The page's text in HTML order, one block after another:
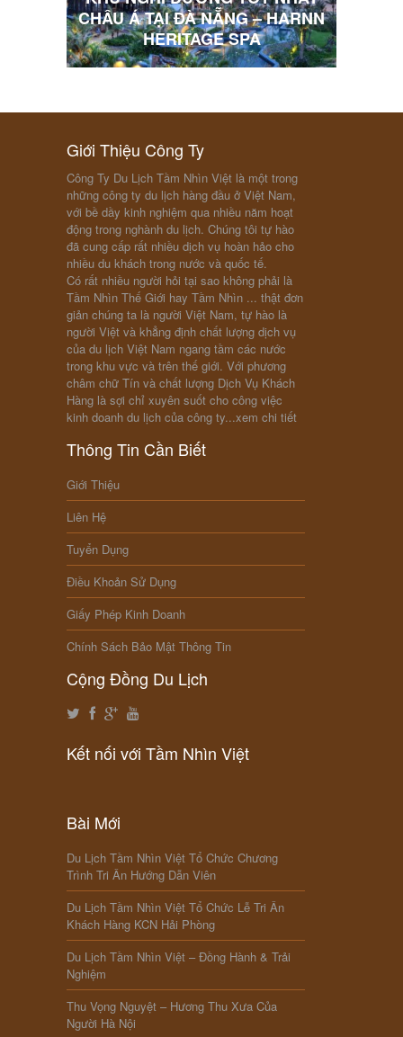
10 BỨC ẢNH LÀM BỐI RỐI DU
KHÁCH VIỆT
Giới Thiệu Công Ty
Công Ty Du Lịch Tầm Nhìn Việt là một trong
những công ty du lịch hàng đầu ở Việt Nam,
với bề dầy kinh nghiệm qua nhiều năm hoạt
động trong nghành du lịch. Chúng tôi tự hào
đã cung cấp rất nhiều dịch vụ hoàn hảo cho
nhiều du khách trong nước và quốc tế.
Có rất nhiều người hỏi tại sao không phải là
Tầm Nhìn Thế Giới hay Tầm Nhìn ... thật đơn
giản chúng ta là người Việt Nam, tự hào là
người Việt và khẳng định chất lượng dịch vụ
của du lịch Việt Nam ngang tầm các nước
trong khu vực và trên thế giới. Với phương
châm chữ Tín và chất lượng Dịch Vụ Khách
Hàng là sợi chỉ xuyên suốt cho công việc
kinh doanh du lịch của công ty...xem chi tiết
Thông Tin Cần Biết
Giới Thiệu
Liên Hệ
Tuyển Dụng
Điều Khoản Sử Dụng
Giấy Phép Kinh Doanh
Chính Sách Bảo Mật Thông Tin
Cộng Đồng Du Lịch
Kết nối với Tầm Nhìn Việt
Bài Mới
Du Lịch Tầm Nhìn Việt Tổ Chức Chương
Trình Tri Ân Hướng Dẫn Viên
Du Lịch Tầm Nhìn Việt Tổ Chức Lễ Tri Ân
Khách Hàng KCN Hải Phòng
Du Lịch Tầm Nhìn Việt – Đồng Hành & Trải
Nghiệm
Thu Vọng Nguyệt – Hương Thu Xưa Của
Người Hà Nội